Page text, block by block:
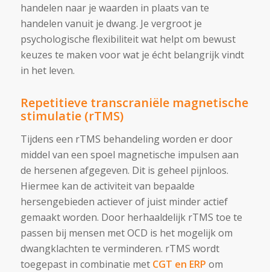
handelen naar je waarden in plaats van te
handelen vanuit je dwang. Je vergroot je
psychologische flexibiliteit wat helpt om bewust
keuzes te maken voor wat je écht belangrijk vindt
in het leven.
Repetitieve transcraniële magnetische
stimulatie (rTMS)
Tijdens een rTMS behandeling worden er door
middel van een spoel magnetische impulsen aan
de hersenen afgegeven. Dit is geheel pijnloos.
Hiermee kan de activiteit van bepaalde
hersengebieden actiever of juist minder actief
gemaakt worden. Door herhaaldelijk rTMS toe te
passen bij mensen met OCD is het mogelijk om
dwangklachten te verminderen. rTMS wordt
toegepast in combinatie met CGT en ERP om